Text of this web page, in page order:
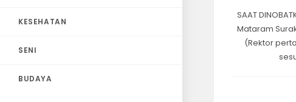
KESEHATAN
SENI
BUDAYA
SAAT
Mataram
(Rektor